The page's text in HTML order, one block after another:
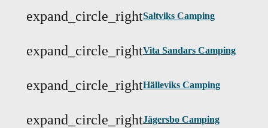
expand_circle_rightSaltviks Camping
expand_circle_rightVita Sandars Camping
expand_circle_rightHälleviks Camping
expand_circle_rightJägersbo Camping